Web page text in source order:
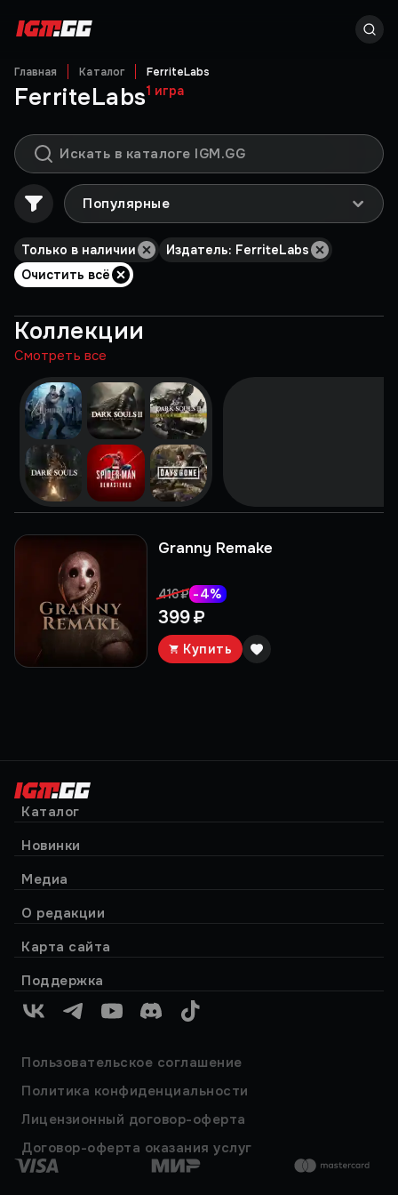
Главная Каталог FerriteLabs
FerriteLabs1 игра
Популярные
Только в наличии
Издатель: FerriteLabs
Очистить всё
Коллекции
Смотреть все
Granny Remake
399 ₽
416 ₽ -4%
Купить
Каталог
Новинки
Медиа
О редакции
Карта сайта
Поддержка
VK TelegramYouTubeDiscordTikTok
Пользовательское соглашение
Политика конфиденциальности
Лицензионный договор-оферта
Договор-оферта оказания услуг